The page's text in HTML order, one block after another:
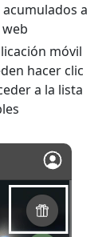
a
móvil
hacer clic
a la lista